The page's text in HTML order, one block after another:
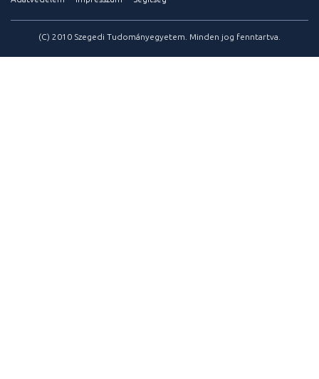
(C) 2010 Szegedi Tudományegyetem. Minden jog fenntartva.